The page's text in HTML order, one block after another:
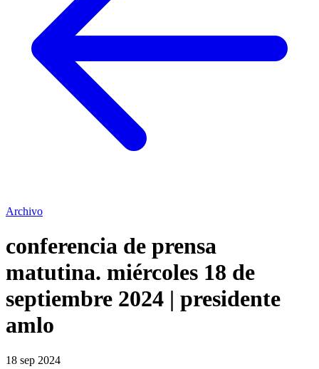
Archivo
conferencia de prensa
matutina. miércoles 18 de
septiembre 2024 | presidente
amlo
18 sep 2024